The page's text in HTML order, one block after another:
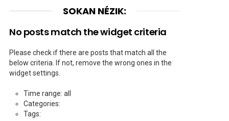
SOKAN NÉZIK:
No posts match the widget criteria
Please check if there are posts that match all the
below criteria. If not, remove the wrong ones in the
widget settings.
Time range: all
Categories:
Tags: